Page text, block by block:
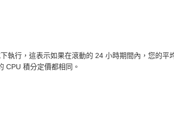
執行，這表示如果在滾動的 24 小時期間內，您的
CPU 積分定價都相同。